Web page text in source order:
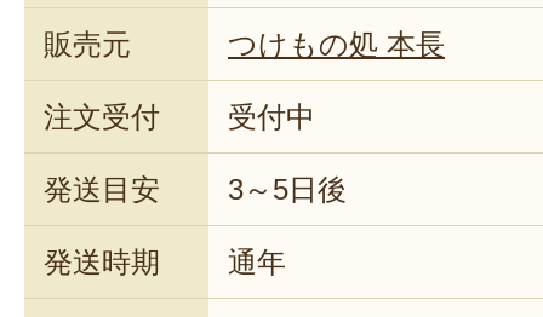
販売元 つけもの処 本長
注文受付 受付中
発送目安 3～5日後
発送時期 通年